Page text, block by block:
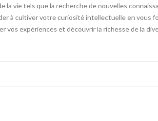
vie tels que la recherche de nouvelles
à cultiver votre curiosité intellectuelle en vous
expériences et découvrir la richesse de la